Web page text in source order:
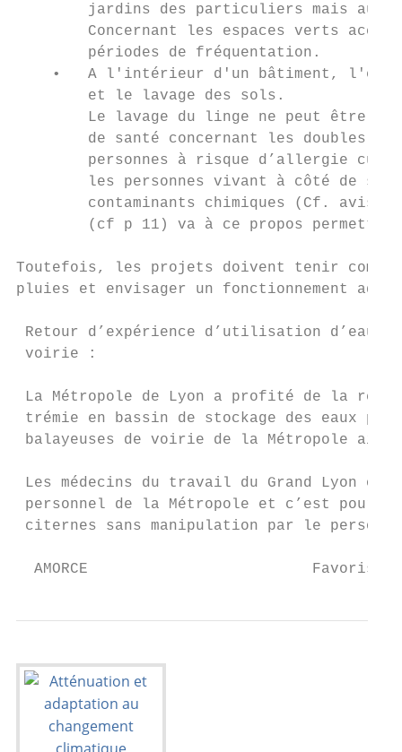
jardins des particuliers mais
Concernant les espaces verts
        périodes de fréquentation.
•   A l'intérieur d'un bâtiment,
        et le lavage des sols.
Le lavage du linge ne peut être
de santé concernant les doubles
personnes à risque d’allergie
les personnes vivant à côté de
contaminants chimiques (Cf. avis
(cf p 11) va à ce propos
Toutefois, les projets doivent tenir
pluies et envisager un fonctionnement
Retour d’expérience d’utilisation d’eaux
voirie :
La Métropole de Lyon a profité de la
trémie en bassin de stockage des eaux
balayeuses de voirie de la Métropole
Les médecins du travail du Grand Lyon
personnel de la Métropole et c’est
citernes sans manipulation par le
AMORCE